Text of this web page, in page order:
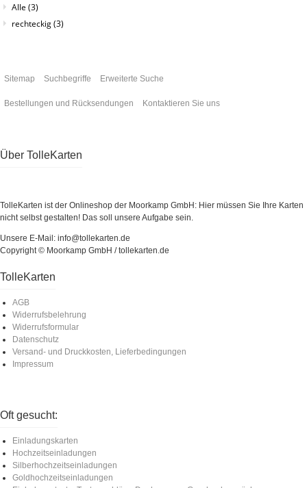
Alle (3)
rechteckig(3)
Sitemap Suchbegriffe Erweiterte Suche
Bestellungen und Rücksendungen Kontaktieren Sie uns
Über TolleKarten
TolleKarten ist der Onlineshop der Moorkamp GmbH: Hier müssen Sie Ihre Karten
nicht selbst gestalten! Das soll unsere Aufgabe sein.
Unsere E-Mail: info@tollekarten.de
Copyright © Moorkamp GmbH / tollekarten.de
TolleKarten
AGB
Widerrufsbelehrung
Widerrufsformular
Datenschutz
Versand- und Druckkosten, Lieferbedingungen
Impressum
Oft gesucht:
Einladungskarten
Hochzeitseinladungen
Silberhochzeitseinladungen
Goldhochzeitseinladungen